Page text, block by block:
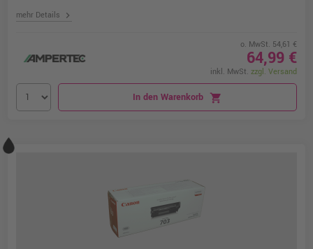
mehr Details chevron_right
o. MwSt. 54,61 €
64,99 €
inkl. MwSt. zzgl. Versand
In den Warenkorb shopping_cart